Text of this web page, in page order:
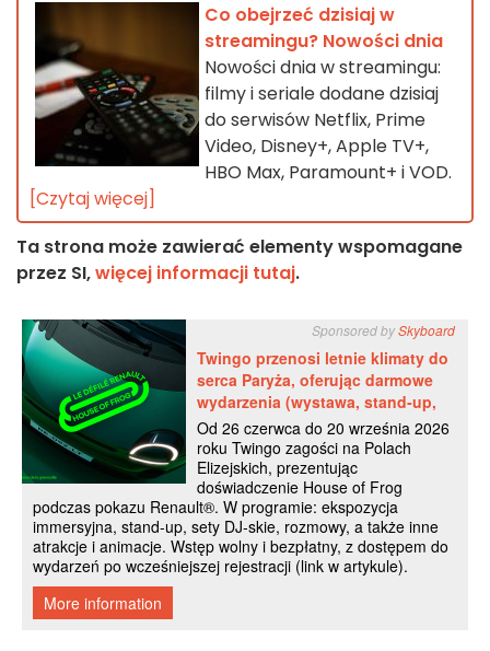
Co obejrzeć dzisiaj w
streamingu? Nowości dnia
Nowości dnia w streamingu:
filmy i seriale dodane dzisiaj
do serwisów Netflix, Prime
Video, Disney+, Apple TV+,
HBO Max, Paramount+ i VOD.
[Czytaj więcej]
Ta strona może zawierać elementy wspomagane
przez SI,więcej informacji tutaj.